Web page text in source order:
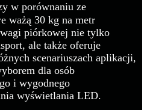
w porównaniu ze
ważą 30 kg na metr
piórkowej nie tylko
ale także oferuje
scenariuszach aplikacji,
dla osób
i wygodnego
wyświetlania LED.